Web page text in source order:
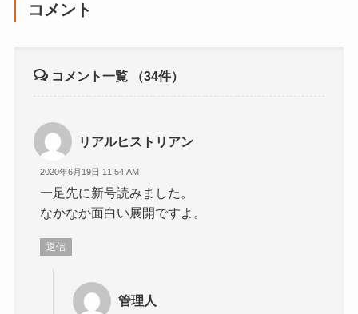
コメント
コメント一覧 （34件）
リアルヒストリアン
2020年6月19日 11:54 AM
一足先に新号読みました。
なかなか面白い展開ですよ。
返信
管理人